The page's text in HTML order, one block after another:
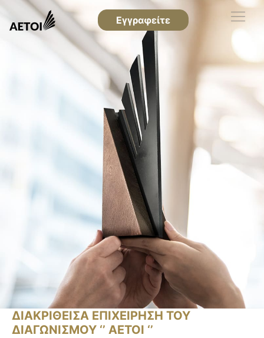
Εγγραφείτε
ΔΙΑΚΡΙΘΕΙΣΑ ΕΠΙΧΕΙΡΗΣΗ ΤΟΥ
ΔΙΑΓΩΝΙΣΜΟΥ ‘’ ΑΕΤΟΙ ‘’